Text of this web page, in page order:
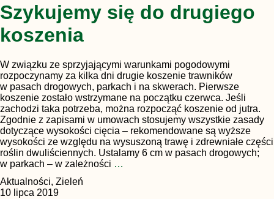
Szykujemy się do drugiego
koszenia
W związku ze sprzyjającymi warunkami pogodowymi
rozpoczynamy za kilka dni drugie koszenie trawników
w pasach drogowych, parkach i na skwerach. Pierwsze
koszenie zostało wstrzymane na początku czerwca. Jeśli
zachodzi taka potrzeba, można rozpocząć koszenie od jutra.
Zgodnie z zapisami w umowach stosujemy wszystkie zasady
dotyczące wysokości cięcia – rekomendowane są wyższe
wysokości ze względu na wysuszoną trawę i zdrewniałe części
roślin dwuliściennych. Ustalamy 6 cm w pasach drogowych;
w parkach – w zależności …
Aktualności, Zieleń
10 lipca 2019